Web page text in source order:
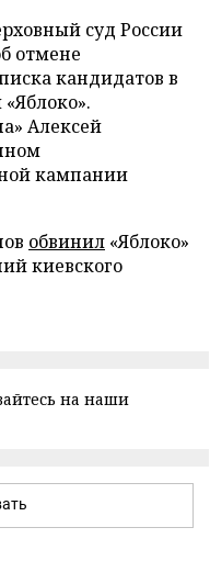
суд России
отмене
кандидатов в
Алексей
кампании
обвинил «Яблоко»
киевского
на наши